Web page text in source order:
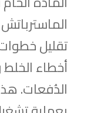
تقليل
أخطاء
الدُفعات.